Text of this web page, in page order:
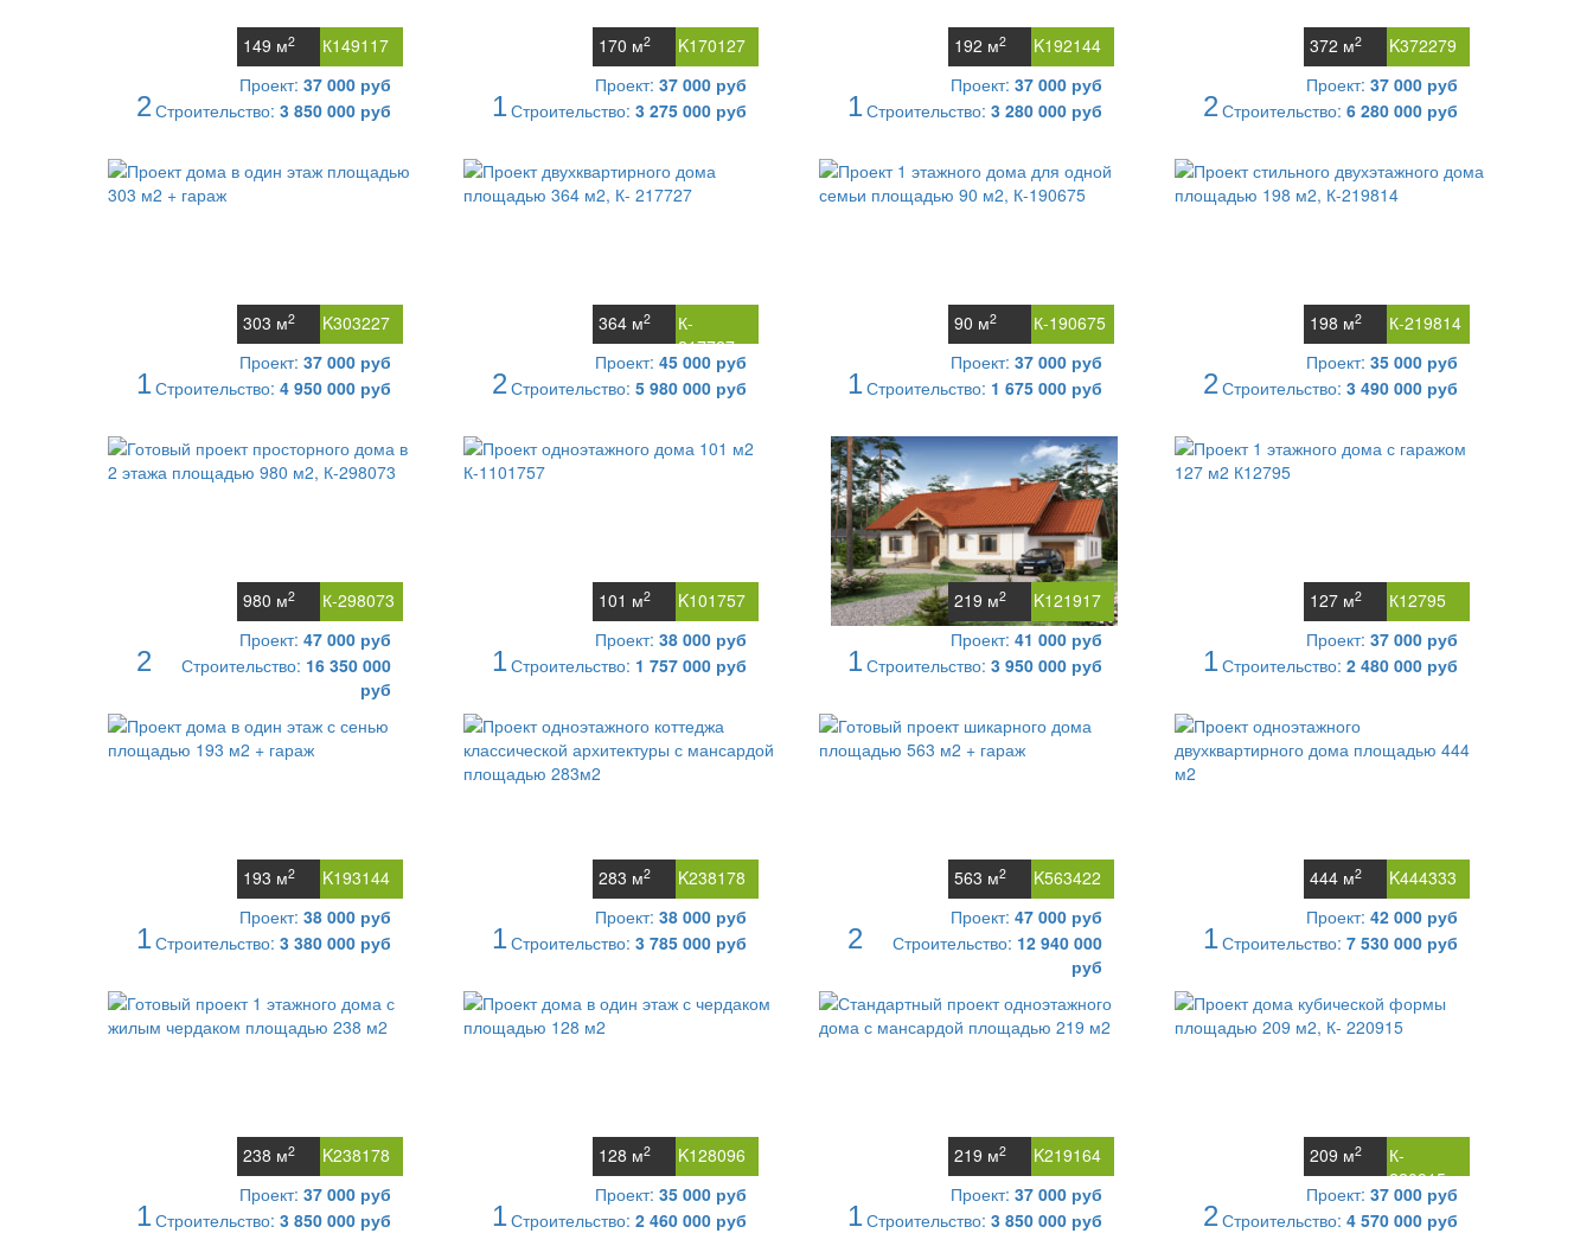
К149117
149 м2
2
Проект: 37 000 руб
Строительство: 3 850 000 руб
K170127
170 м2
1
Проект: 37 000 руб
Строительство: 3 275 000 руб
K192144
192 м2
1
Проект: 37 000 руб
Строительство: 3 280 000 руб
K372279
372 м2
2
Проект: 37 000 руб
Строительство: 6 280 000 руб
K303227
303 м2
1
Проект: 37 000 руб
Строительство: 4 950 000 руб
К-
217727
364 м2
2
Проект: 45 000 руб
Строительство: 5 980 000 руб
К-190675
90 м2
1
Проект: 37 000 руб
Строительство: 1 675 000 руб
К-219814
198 м2
2
Проект: 35 000 руб
Строительство: 3 490 000 руб
К-298073
980 м2
2
Проект: 47 000 руб
Строительство: 16 350 000
руб
K101757
101 м2
1
Проект: 38 000 руб
Строительство: 1 757 000 руб
K121917
219 м2
1
Проект: 41 000 руб
Строительство: 3 950 000 руб
К12795
127 м2
1
Проект: 37 000 руб
Строительство: 2 480 000 руб
K193144
193 м2
1
Проект: 38 000 руб
Строительство: 3 380 000 руб
K238178
283 м2
1
Проект: 38 000 руб
Строительство: 3 785 000 руб
K563422
563 м2
2
Проект: 47 000 руб
Строительство: 12 940 000
руб
K444333
444 м2
1
Проект: 42 000 руб
Строительство: 7 530 000 руб
K238178
238 м2
1
Проект: 37 000 руб
Строительство: 3 850 000 руб
K128096
128 м2
1
Проект: 35 000 руб
Строительство: 2 460 000 руб
K219164
219 м2
1
Проект: 37 000 руб
Строительство: 3 850 000 руб
К-
220915
209 м2
2
Проект: 37 000 руб
Строительство: 4 570 000 руб